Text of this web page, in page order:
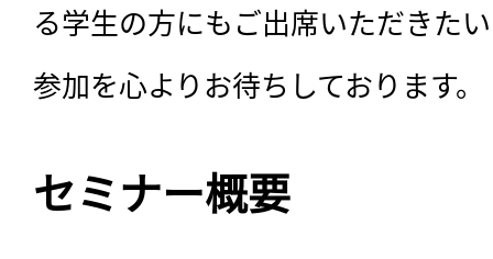
る学生の方にもご出席いただきた
参加を心よりお待ちしております。
セミナー概要